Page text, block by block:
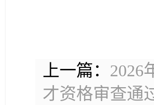
上一篇： 2026
才资格审查通